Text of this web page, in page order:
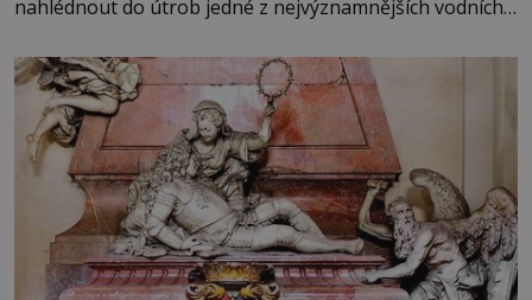
nahlédnout do útrob jedné z nejvýznamnějších vodních
se na koloběžce a den zakončit poznáváním památek ve
Velkých Losinách nebo v termálním